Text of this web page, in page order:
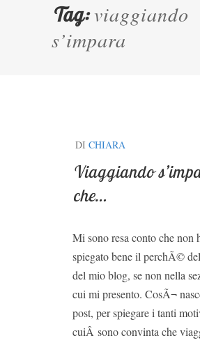
Tag:viaggiando
s’impara
DI CHIARA
Viaggiando
che…
Mi sono resa conto che non
spiegato bene il perchÃ©
del mio blog, se non nella
cui mi presento. CosÃ¬
post, per spiegare i tanti
cuiÂ sono convinta che